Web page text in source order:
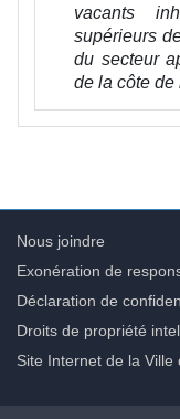
vacants
supérieurs
du secteur
de la côte de
Nous joindre
Exonération de
Déclaration de
Droits de propriété
Site Internet de la Ville